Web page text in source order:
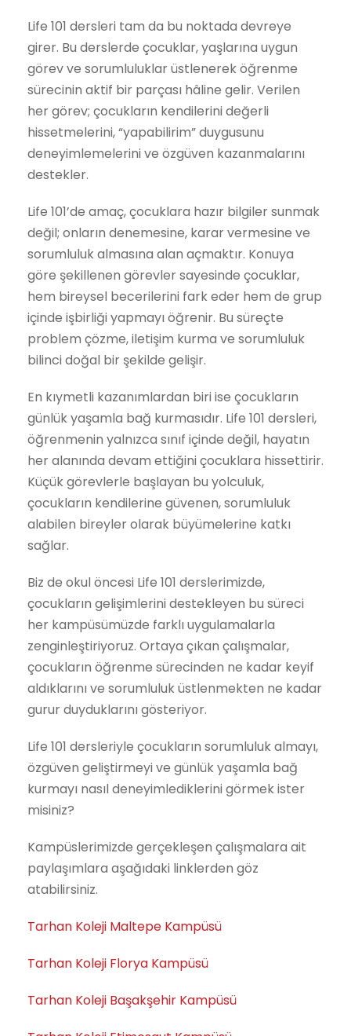
Life 101 dersleri tam da bu noktada devreye
girer. Bu derslerde çocuklar, yaşlarına uygun
görev ve sorumluluklar üstlenerek öğrenme
sürecinin aktif bir parçası hâline gelir. Verilen
her görev; çocukların kendilerini değerli
hissetmelerini, “yapabilirim” duygusunu
deneyimlemelerini ve özgüven kazanmalarını
destekler.
Life 101’de amaç, çocuklara hazır bilgiler sunmak
değil; onların denemesine, karar vermesine ve
sorumluluk almasına alan açmaktır. Konuya
göre şekillenen görevler sayesinde çocuklar,
hem bireysel becerilerini fark eder hem de grup
içinde işbirliği yapmayı öğrenir. Bu süreçte
problem çözme, iletişim kurma ve sorumluluk
bilinci doğal bir şekilde gelişir.
En kıymetli kazanımlardan biri ise çocukların
günlük yaşamla bağ kurmasıdır. Life 101 dersleri,
öğrenmenin yalnızca sınıf içinde değil, hayatın
her alanında devam ettiğini çocuklara hissettirir.
Küçük görevlerle başlayan bu yolculuk,
çocukların kendilerine güvenen, sorumluluk
alabilen bireyler olarak büyümelerine katkı
sağlar.
Biz de okul öncesi Life 101 derslerimizde,
çocukların gelişimlerini destekleyen bu süreci
her kampüsümüzde farklı uygulamalarla
zenginleştiriyoruz. Ortaya çıkan çalışmalar,
çocukların öğrenme sürecinden ne kadar keyif
aldıklarını ve sorumluluk üstlenmekten ne kadar
gurur duyduklarını gösteriyor.
Life 101 dersleriyle çocukların sorumluluk almayı,
özgüven geliştirmeyi ve günlük yaşamla bağ
kurmayı nasıl deneyimlediklerini görmek ister
misiniz?
Kampüslerimizde gerçekleşen çalışmalara ait
paylaşımlara aşağıdaki linklerden göz
atabilirsiniz.
Tarhan Koleji Maltepe Kampüsü
Tarhan Koleji Florya Kampüsü
Tarhan Koleji Başakşehir Kampüsü